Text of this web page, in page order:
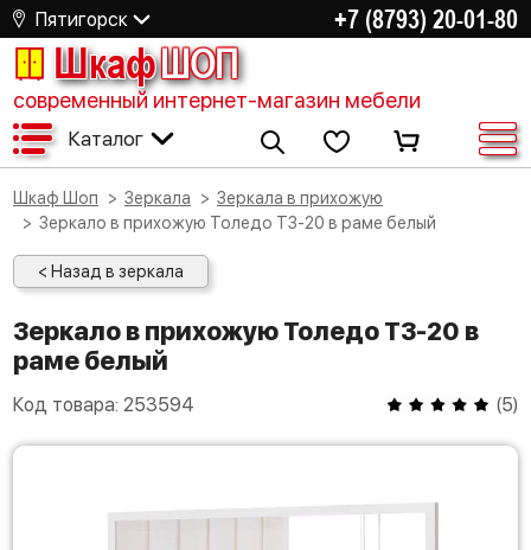
Пятигорск +7 (8793) 20-01-80
ШкафШОП
современный интернет-магазин мебели
Каталог
Шкаф Шоп Зеркала
Зеркала в прихожую
Зеркало в прихожую Толедо ТЗ-20 в раме белый
< Назад в зеркала
Зеркало в прихожую Толедо ТЗ-20 в
раме белый
Код товара: 253594 (5)